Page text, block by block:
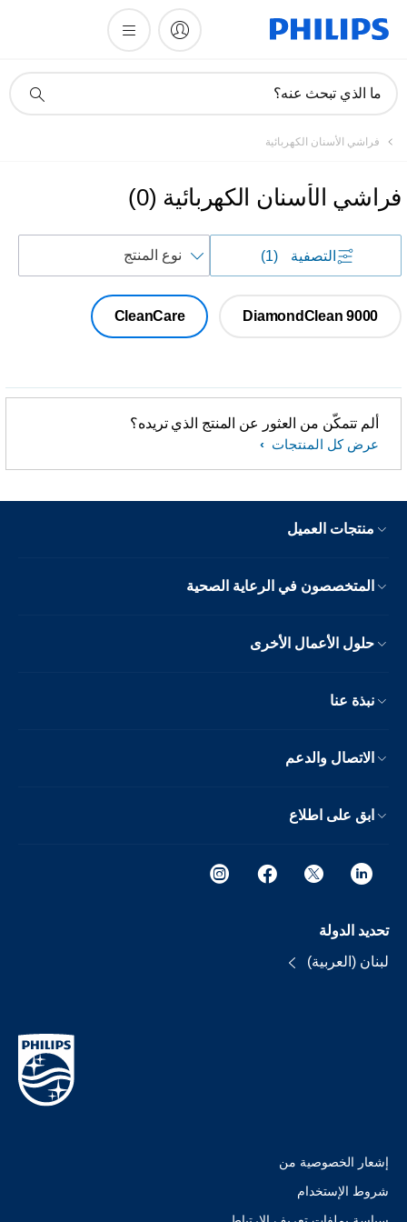
دعم
ما الذي تبحث عنه؟
فراشي الأسنان الكهربائية
فراشي الأسنان الكهربائية (
0
)
التصفية (1)
حسب
DiamondClean 9000
CleanCare
ألم تتمكّن من العثور عن المنتج الذي تريده؟
عرض كل المنتجات
منتجات العميل
المتخصصون في الرعاية الصحية
حلول الأعمال الأخرى
نبذة عنا
الاتصال والدعم
ابق على اطلاع
تحديد الدولة
لبنان (العربية)
إشعار الخصوصية من
شروط الإستخدام